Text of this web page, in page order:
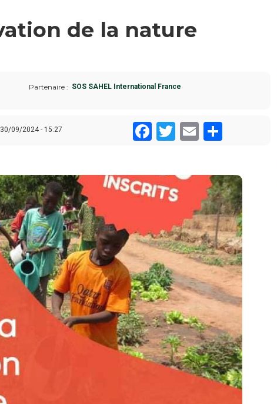
de la nature
Partenaire SOS SAHEL International France
09/2024 - 15:27 Facebook
Twitter
EmailShare